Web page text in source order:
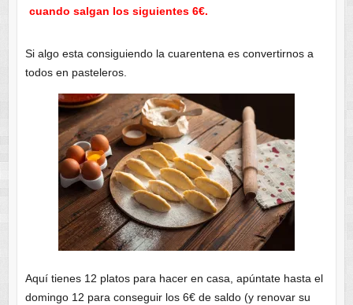
cuando salgan los siguientes 6€.
Si algo esta consiguiendo la cuarentena es convertirnos a
todos en pasteleros.
Aquí tienes 12 platos para hacer en casa, apúntate hasta el
domingo 12 para conseguir los 6€ de saldo (y renovar su